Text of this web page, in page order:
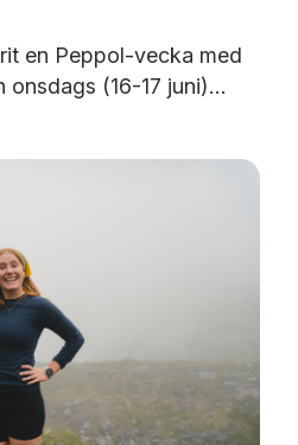
en Peppol-vecka med
(16-17 juni)...